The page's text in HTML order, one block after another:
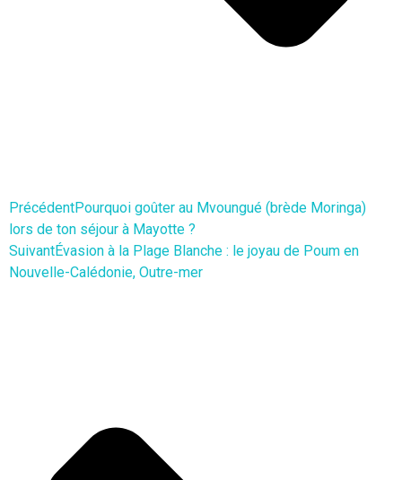
PrécédentPourquoi goûter au Mvoungué (brède Moringa)
lors de ton séjour à Mayotte ?
SuivantÉvasion à la Plage Blanche : le joyau de Poum en
Nouvelle-Calédonie, Outre-mer